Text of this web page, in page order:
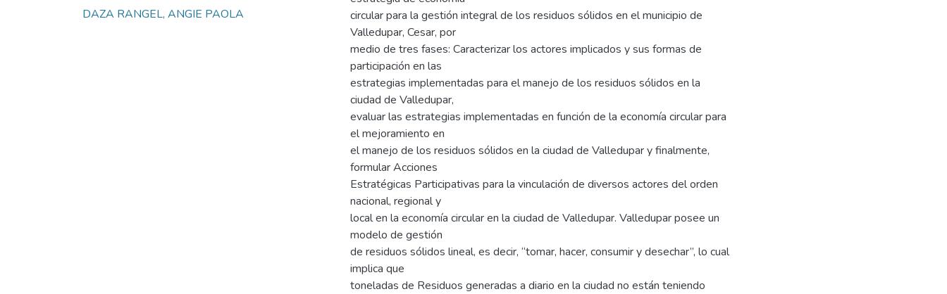
DAZA RANGEL, ANGIE PAOLA
circular para la gestión integral de los residuos sólidos en el municipio de
Valledupar, Cesar, por
medio de tres fases: Caracterizar los actores implicados y sus formas de
participación en las
estrategias implementadas para el manejo de los residuos sólidos en la
ciudad de Valledupar,
evaluar las estrategias implementadas en función de la economía circular para
el mejoramiento en
el manejo de los residuos sólidos en la ciudad de Valledupar y finalmente,
formular Acciones
Estratégicas Participativas para la vinculación de diversos actores del orden
nacional, regional y
local en la economía circular en la ciudad de Valledupar. Valledupar posee un
modelo de gestión
de residuos sólidos lineal, es decir, “tomar, hacer, consumir y desechar”, lo cual
implica que
toneladas de Residuos generadas a diario en la ciudad no están teniendo